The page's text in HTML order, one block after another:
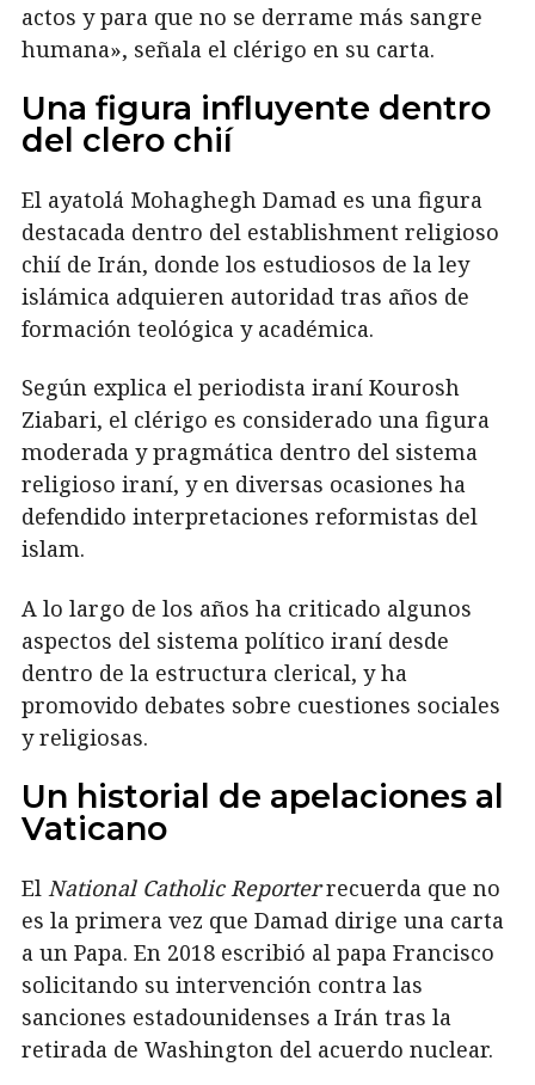
actos y para que no se derrame más sangre
humana», señala el clérigo en su carta.
Una figura influyente dentro
del clero chií
El ayatolá Mohaghegh Damad es una figura
destacada dentro del establishment religioso
chií de Irán, donde los estudiosos de la ley
islámica adquieren autoridad tras años de
formación teológica y académica.
Según explica el periodista iraní Kourosh
Ziabari, el clérigo es considerado una figura
moderada y pragmática dentro del sistema
religioso iraní, y en diversas ocasiones ha
defendido interpretaciones reformistas del
islam.
A lo largo de los años ha criticado algunos
aspectos del sistema político iraní desde
dentro de la estructura clerical, y ha
promovido debates sobre cuestiones sociales
y religiosas.
Un historial de apelaciones al
Vaticano
El National Catholic Reporterrecuerda que no
es la primera vez que Damad dirige una carta
a un Papa. En 2018 escribió al papa Francisco
solicitando su intervención contra las
sanciones estadounidenses a Irán tras la
retirada de Washington del acuerdo nuclear.